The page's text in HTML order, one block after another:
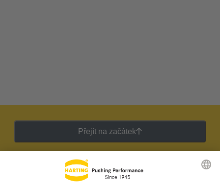
Přejít na začátek
Zpravodaj HARTING